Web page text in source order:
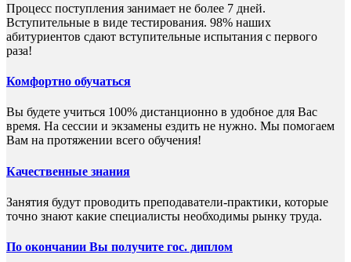
Процесс поступления занимает не более 7 дней.
Вступительные в виде тестирования. 98% наших
абитуриентов сдают вступительные испытания с первого
раза!
Комфортно обучаться
Вы будете учиться 100% дистанционно в удобное для Вас
время. На сессии и экзамены ездить не нужно. Мы помогаем
Вам на протяжении всего обучения!
Качественные знания
Занятия будут проводить преподаватели-практики, которые
точно знают какие специалисты необходимы рынку труда.
По окончании Вы получите гос. диплом